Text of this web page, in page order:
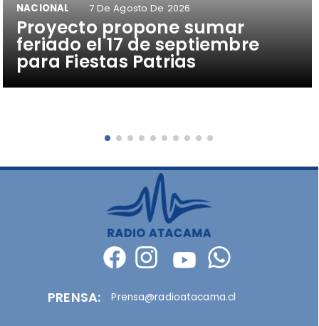
Proyecto propone sumar
feriado el 17 de septiembre
para Fiestas Patrias
NACIONAL 7 De Agosto De 2026
PRENSA:
Prensa@radioatacama.cl